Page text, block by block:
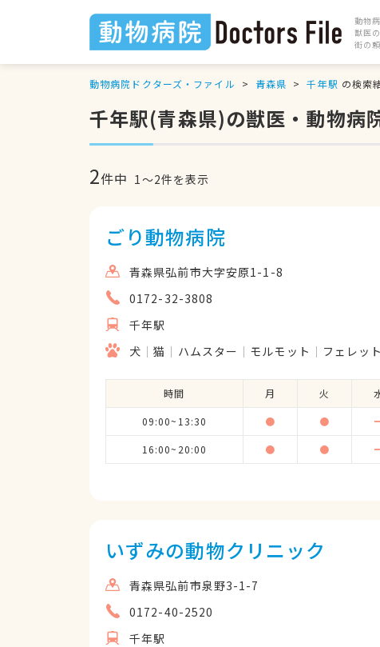
動物
獣医
街の
動物病院ドクターズ・ファイル 青森県 千年駅 の検索
千年駅(青森県)の獣医・動物病
2件中 1〜2件を表示
ごり動物病院
青森県弘前市大字安原1-1-8
0172-32-3808
千年駅
犬
猫 ハムスター モルモット フェレット
時間 月 火
09:00~13:30 ● ●
16:00~20:00 ● ●
いずみの動物クリニック
青森県弘前市泉野3-1-7
0172-40-2520
千年駅